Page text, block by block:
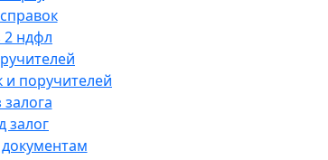
2 ндфл
и поручителей
залога
залог